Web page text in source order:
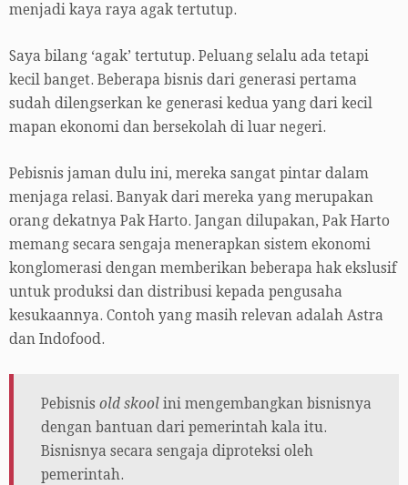
menjadi kaya raya agak tertutup.
Saya bilang ‘agak’ tertutup. Peluang selalu ada tetapi
kecil banget. Beberapa bisnis dari generasi pertama
sudah dilengserkan ke generasi kedua yang dari kecil
mapan ekonomi dan bersekolah di luar negeri.
Pebisnis jaman dulu ini, mereka sangat pintar dalam
menjaga relasi. Banyak dari mereka yang merupakan
orang dekatnya Pak Harto. Jangan dilupakan, Pak Harto
memang secara sengaja menerapkan sistem ekonomi
konglomerasi dengan memberikan beberapa hak ekslusif
untuk produksi dan distribusi kepada pengusaha
kesukaannya. Contoh yang masih relevan adalah Astra
dan Indofood.
Pebisnis old skool ini mengembangkan bisnisnya
dengan bantuan dari pemerintah kala itu.
Bisnisnya secara sengaja diproteksi oleh
pemerintah.